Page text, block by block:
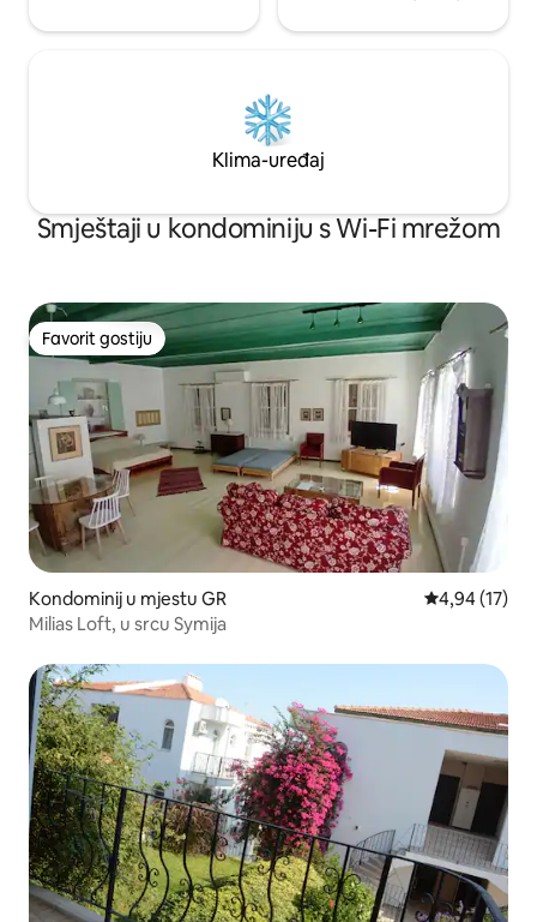
Klima-uređaj
Smještaji u kondominiju s Wi-Fi mrežom
Favorit gostiju
Favorit gostiju
Kondominij u mjestu GR Prosječna
4,94 (17)
Milias Loft, u srcu Symija